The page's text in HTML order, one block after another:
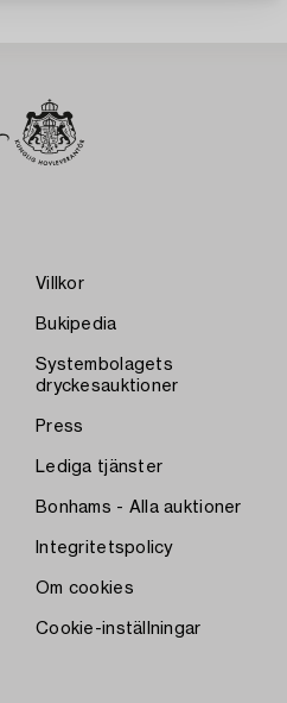
Villkor
Bukipedia
Systembolagets
dryckesauktioner
Press
Lediga tjänster
Bonhams - Alla auktioner
Integritetspolicy
Om cookies
Cookie-inställningar